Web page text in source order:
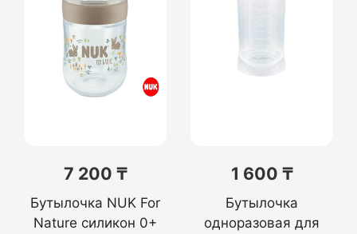
7 200 ₸
Бутылочка NUK For
Nature силикон 0+
1 600 ₸
Бутылочка
одноразовая для